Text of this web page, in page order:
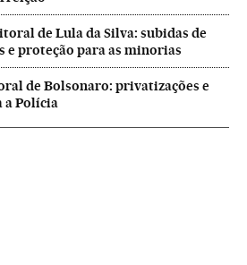
de Lula da Silva: subidas de
e proteção para as minorias
de Bolsonaro: privatizações e
a Polícia